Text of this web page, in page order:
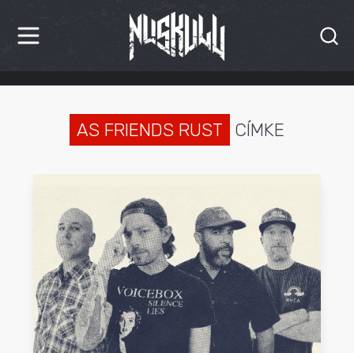
HÍREK
KRITIKÁK
PREMIEREK
KULT
MÁSVILÁG
BLOG
AS FRIENDS RUST CÍMKE